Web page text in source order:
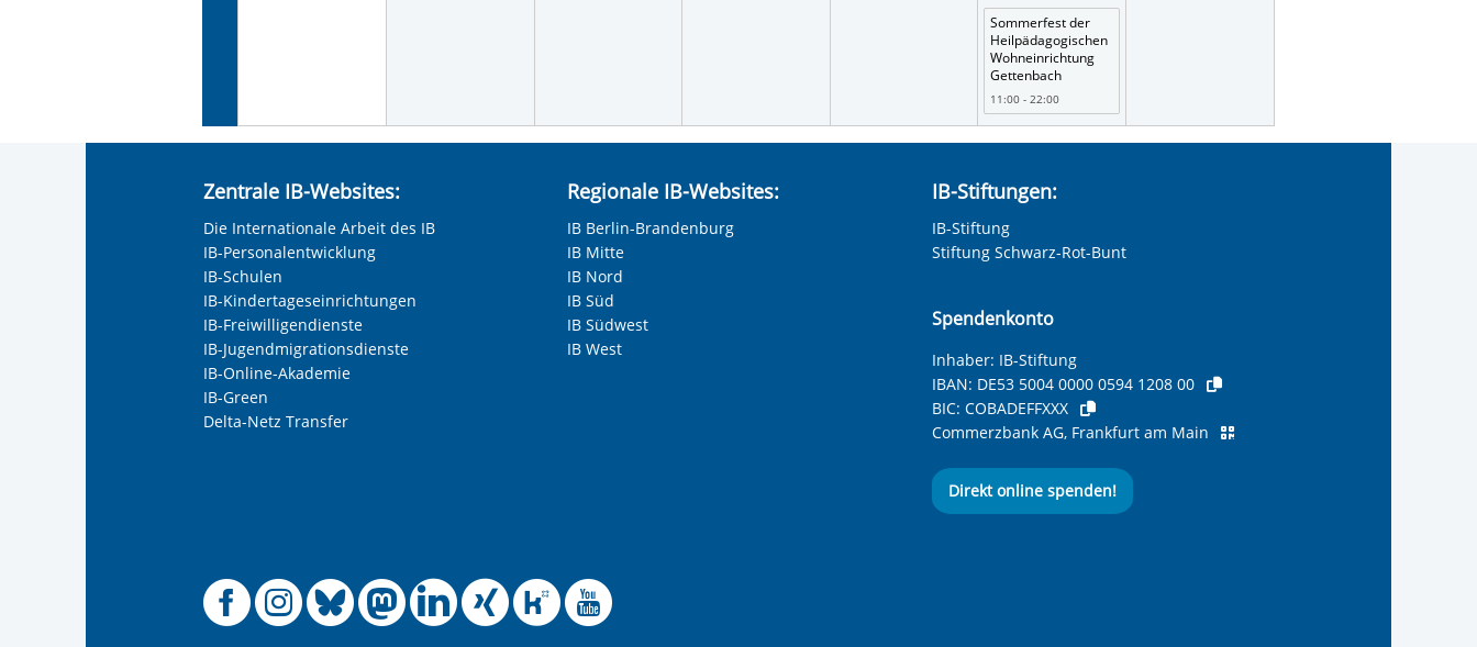
Sommerfest der
Heilpädagogischen
Wohneinrichtung
Gettenbach
11:00 - 22:00
Zentrale IB-Websites:
Die Internationale Arbeit des IB
IB-Personalentwicklung
IB-Schulen
IB-Kindertageseinrichtungen
IB-Freiwilligendienste
IB-Jugendmigrationsdienste
IB-Online-Akademie
IB-Green
Delta-Netz Transfer
Regionale IB-Websites:
IB Berlin-Brandenburg
IB Mitte
IB Nord
IB Süd
IB Südwest
IB West
IB-Stiftungen:
IB-Stiftung
Stiftung Schwarz-Rot-Bunt
Spendenkonto
Inhaber: IB-Stiftung
IBAN: DE53 5004 0000 0594 1208 00
BIC: COBADEFFXXX
Commerzbank AG, Frankfurt am Main
Direkt online spenden!
Offizielle Facebook-Seite des Internationalen Bund
Offizielle Instagram-Seite des Internationalen Bund
Offizielle BlueSky-Seite des Internationalen Bund
Offizielle Mastodon-Seite des Internationalen
Offizielle LinkedIn-Seite des Internationalen
Offizielle Xing-Seite des Internationalen
Offizielle Kununu-Seite des